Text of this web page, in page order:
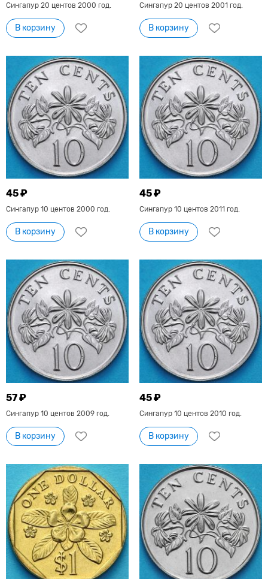
Сингапур 20 центов 2000 год.
В корзину
Сингапур 20 центов 2001 год.
В корзину
45 ₽
Сингапур 10 центов 2000 год.
В корзину
45 ₽
Сингапур 10 центов 2011 год.
В корзину
57 ₽
Сингапур 10 центов 2009 год.
В корзину
45 ₽
Сингапур 10 центов 2010 год.
В корзину